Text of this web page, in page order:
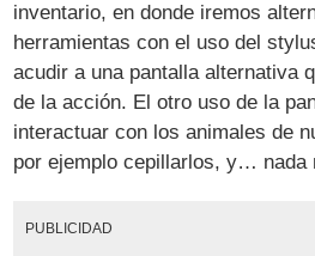
inventario, en donde iremos
herramientas con el uso del
acudir a una pantalla alternativa
de la acción. El otro uso de la
interactuar con los animales de
por ejemplo cepillarlos, y… nada
PUBLICIDAD